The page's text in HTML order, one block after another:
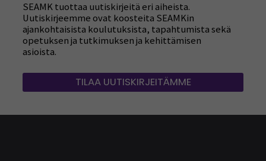
SEAMK tuottaa uutiskirjeitä eri aiheista.
Uutiskirjeemme ovat koosteita SEAMKin
ajankohtaisista koulutuksista, tapahtumista sekä
opetuksen ja tutkimuksen ja kehittämisen
asioista.
TILAA UUTISKIRJEITÄMME